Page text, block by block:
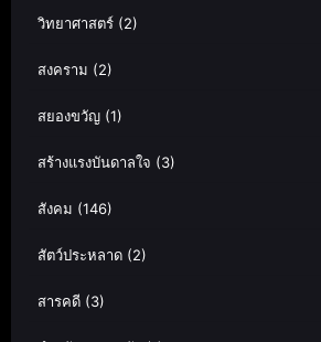
วิทยาศาสตร์ (2)
สงคราม (2)
สยองขวัญ (1)
สร้างแรงบันดาลใจ (3)
สังคม (146)
สัตว์ประหลาด (2)
สารคดี (3)